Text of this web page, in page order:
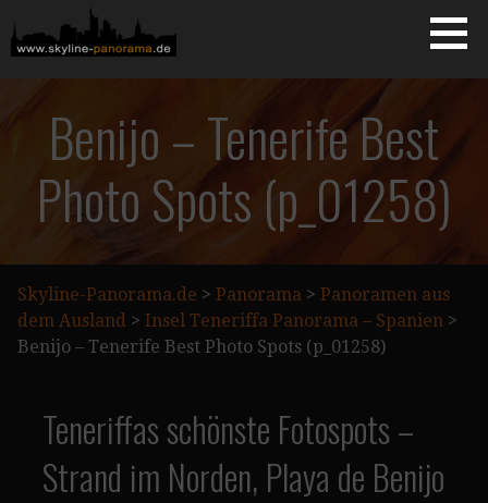
Inhalt
springen
SKYLINE-PANORAMA.DE
Benijo – Tenerife Best
Photo Spots (p_01258)
Skyline-Panorama.de > Panorama > Panoramen aus
dem Ausland > Insel Teneriffa Panorama – Spanien >
Benijo – Tenerife Best Photo Spots (p_01258)
Teneriffas schönste Fotospots –
Strand im Norden, Playa de Benijo